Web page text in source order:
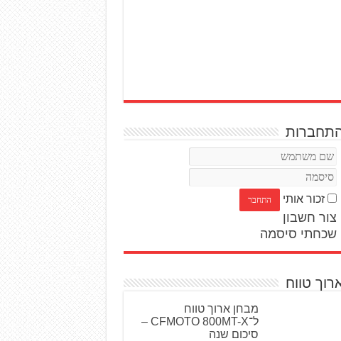
זכור אותי
צור חשבון
שכחתי סיסמה
טווח
מבחן ארוך טווח
ל־CFMOTO 800MT-X –
סיכום שנה